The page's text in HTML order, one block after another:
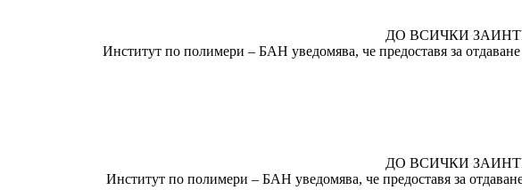
ДО ВСИЧКИ
Институт по полимери – БАН уведомява, че предоставя за
ДО ВСИЧКИ
Институт по полимери – БАН уведомява, че предоставя за